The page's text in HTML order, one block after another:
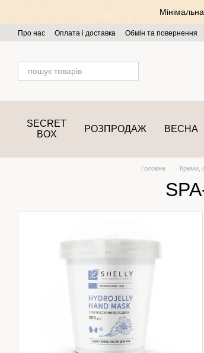
Про нас Оплата і доставка Обмін та повернення
SECRET
BOX
РОЗПРОДАЖ ВЕСНА
Головна Креми,